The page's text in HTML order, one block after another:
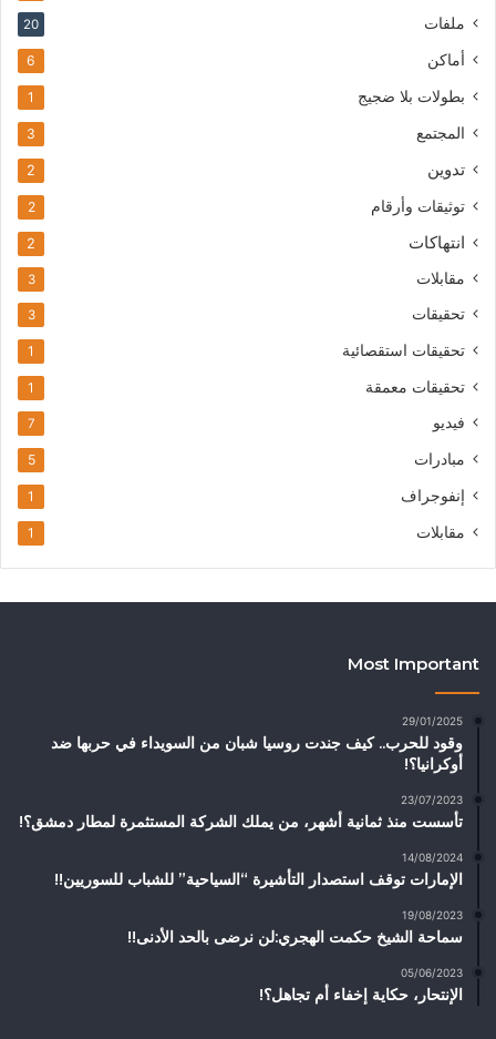
ملفات 20
أماكن 6
بطولات بلا ضجيج 1
المجتمع 3
تدوين 2
توثيقات وأرقام 2
انتهاكات 2
مقابلات 3
تحقيقات 3
تحقيقات استقصائية 1
تحقيقات معمقة 1
فيديو 7
مبادرات 5
إنفوجراف 1
مقابلات 1
Most Important
29/01/2025
وقود للحرب.. كيف جندت روسيا شبان من السويداء في حربها ضد
أوكرانيا؟!
23/07/2023
تأسست منذ ثمانية أشهر، من يملك الشركة المستثمرة لمطار دمشق؟!
14/08/2024
الإمارات توقف استصدار التأشيرة “السياحية” للشباب للسوريين!!
19/08/2023
سماحة الشيخ حكمت الهجري:لن نرضى بالحد الأدنى!!
05/06/2023
الإنتحار، حكاية إخفاء أم تجاهل؟!